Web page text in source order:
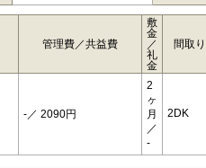
管理費／共益費
敷
金
／
礼
金
間取り
-／ 2090円
2
ヶ
月
／
-
2DK